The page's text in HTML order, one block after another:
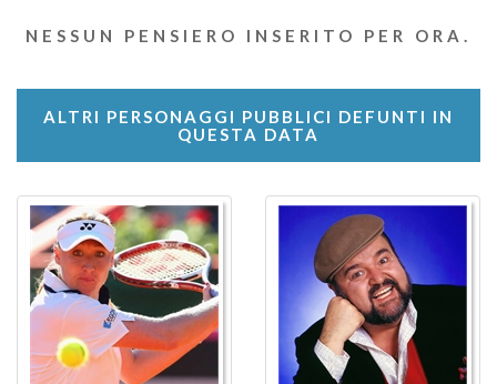
NESSUN PENSIERO INSERITO PER ORA.
ALTRI PERSONAGGI PUBBLICI DEFUNTI IN
QUESTA DATA